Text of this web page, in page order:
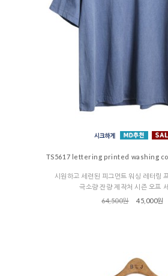
TS5617 lettering printed washing
시원하고 세련된 피그먼트 워싱 레터링
극소량 잔량 제작처 시즌 오프
64,500원
45,000원